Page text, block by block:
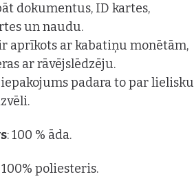
dokumentus, ID kartes,
un naudu.
aprīkots ar kabatiņu monētām,
ar rāvējslēdzēju.
padara to par lielisku
: 100 % āda.
100% poliesteris.